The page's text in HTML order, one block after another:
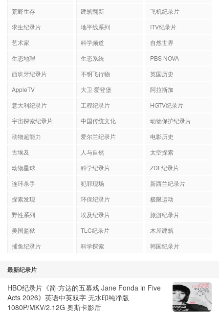
荒野生存
建筑翻新
飞机纪录片
求生纪录片
地平线系列
ITV纪录片
艺术家
科学频道
自然世界
生态地理
生态系统
PBS NOVA
西班牙纪录片
不明飞行物
英国历史
AppleTV
大卫·爱登堡
阿拉斯加
意大利纪录片
工程纪录片
HGTV纪录片
宇宙探索纪录片
中国传统文化
动物保护纪录片
动物超能力
爱尔兰纪录片
电影历史
古埃及
人与自然
太空探索
动物星球
科学纪录片
ZDF纪录片
连环杀手
犯罪现场
新西兰纪录片
探索发现
环保纪录片
极限运动
野性系列
埃及纪录片
旅游纪录片
美国监狱
TLC纪录片
木屋建筑
捕鱼纪录片
科学探索 韩国纪录片
最新纪录片
HBO纪录片《简·方达的五幕戏 Jane Fonda in Five
Acts 2026》英语中英双字 无水印纯净版
1080P/MKV/2.12G 奥斯卡影后